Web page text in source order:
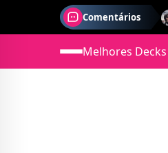
Comentários
Melhores